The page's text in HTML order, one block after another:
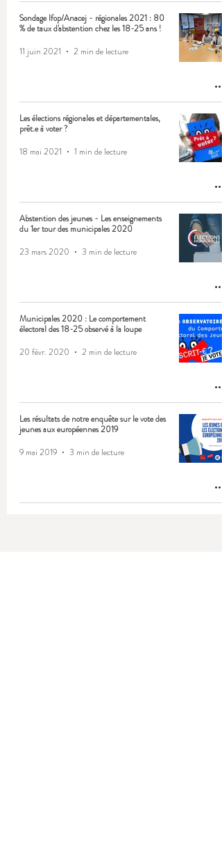
Sondage Ifop/Anacej - régionales 2021 : 80
% de taux d'abstention chez les 18-25 ans !
11 juin 2021
2 min de lecture
Les élections régionales et départementales,
prêt.e à voter ?
18 mai 2021
1 min de lecture
Abstention des jeunes - Les enseignements
du 1er tour des municipales 2020
23 mars 2020
3 min de lecture
Municipales 2020 : Le comportement
électoral des 18-25 observé à la loupe
20 févr. 2020
2 min de lecture
Les résultats de notre enquête sur le vote des
jeunes aux européennes 2019
9 mai 2019
3 min de lecture